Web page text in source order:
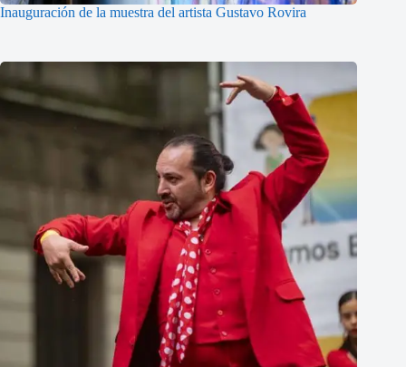
Inauguración de la muestra del artista Gustavo Rovira